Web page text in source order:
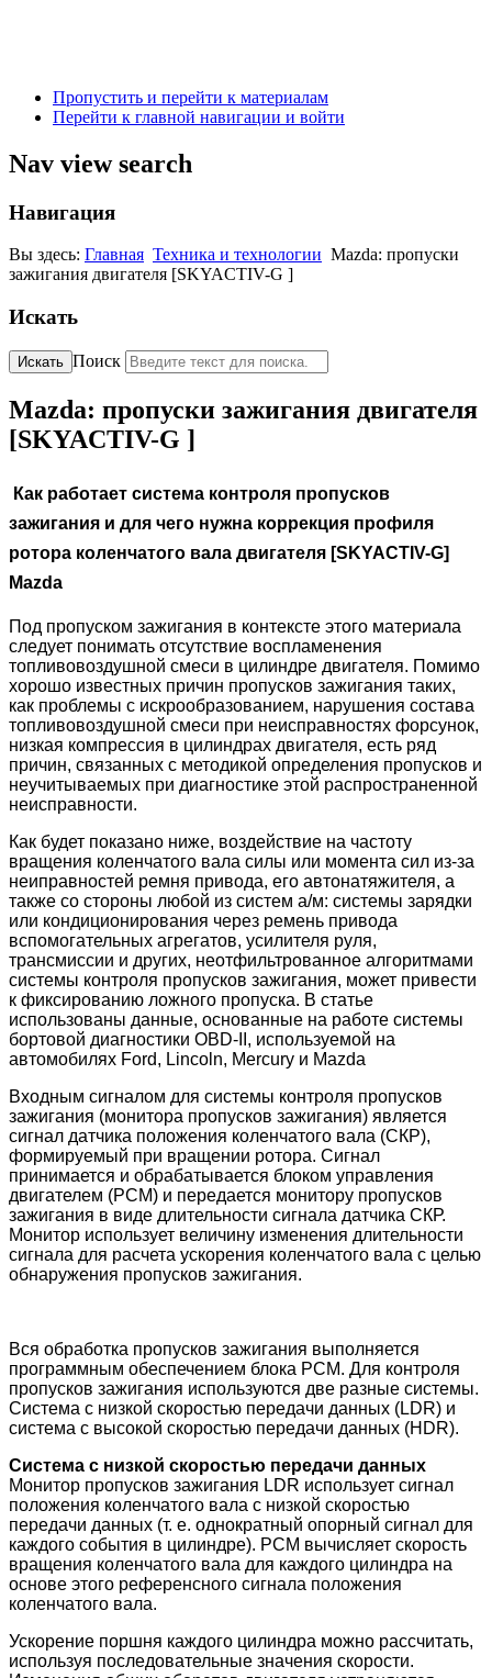
Пропустить и перейти к материалам
Перейти к главной навигации и войти
Nav view search
Навигация
Вы здесь: Главная Техника и технологии Mazda: пропуски
зажигания двигателя [SKYACTIV-G ]
Искать
Искать Поиск
Mazda: пропуски зажигания двигателя
[SKYACTIV-G ]
Как работает система контроля пропусков
зажигания и для чего нужна коррекция профиля
ротора коленчатого вала двигателя [SKYACTIV-G]
Mazda
Под пропуском зажигания в контексте этого материала
следует понимать отсутствие воспламенения
топливовоздушной смеси в цилиндре двигателя. Помимо
хорошо известных причин пропусков зажигания таких,
как проблемы с искрообразованием, нарушения состава
топливовоздушной смеси при неисправностях форсунок,
низкая компрессия в цилиндрах двигателя, есть ряд
причин, связанных с методикой определения пропусков и
неучитываемых при диагностике этой распространенной
неисправности.
Как будет показано ниже, воздействие на частоту
вращения коленчатого вала силы или момента сил из-за
неиправностей ремня привода, его автонатяжителя, а
также со стороны любой из систем а/м: системы зарядки
или кондиционирования через ремень привода
вспомогательных агрегатов, усилителя руля,
трансмиссии и других, неотфильтрованное алгоритмами
системы контроля пропусков зажигания, может привести
к фиксированию ложного пропуска. В статье
использованы данные, основанные на работе системы
бортовой диагностики OBD-II , используемой на
автомобилях Ford, Lincoln, Mercury и Mazda
Входным сигналом для системы контроля пропусков
зажигания (монитора пропусков зажигания) является
сигнал датчика положения коленчатого вала (СКР),
формируемый при вращении ротора. Сигнал
принимается и обрабатывается блоком управления
двигателем (PCM) и передается монитору пропусков
зажигания в виде длительности сигнала датчика СКР.
Монитор использует величину изменения длительности
сигнала для расчета ускорения коленчатого вала с целью
обнаружения пропусков зажигания.
Вся обработка пропусков зажигания выполняется
программным обеспечением блока РСМ. Для контроля
пропусков зажигания используются две разные системы.
Система с низкой скоростью передачи данных (LDR) и
система с высокой скоростью передачи данных (HDR).
Система с низкой скоростью передачи данных
Монитор пропусков зажигания LDR использует сигнал
положения коленчатого вала с низкой скоростью
передачи данных (т. е. однократный опорный сигнал для
каждого события в цилиндре). PCM вычисляет скорость
вращения коленчатого вала для каждого цилиндра на
основе этого референсного сигнала положения
коленчатого вала.
Ускорение поршня каждого цилиндра можно рассчитать,
используя последовательные значения скорости.